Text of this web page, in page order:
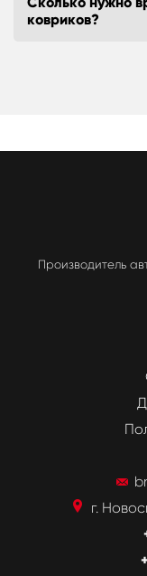
ковриков?
Производитель
г.